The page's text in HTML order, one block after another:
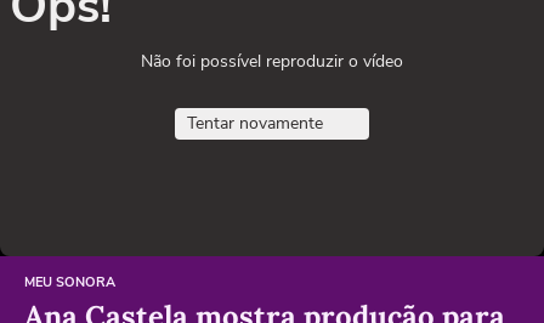
Não foi possível reproduzir o vídeo
Tentar novamente
MEU SONORA